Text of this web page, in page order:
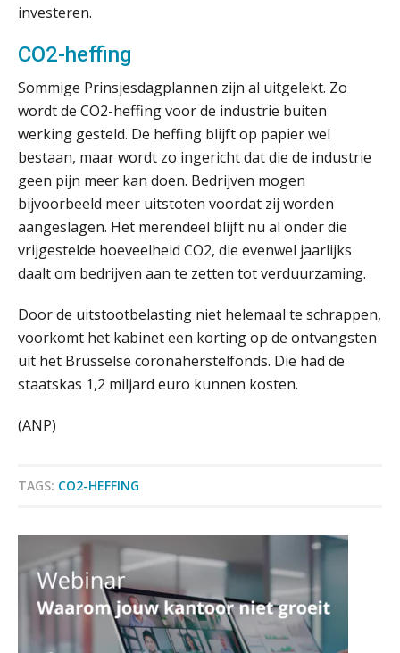
investeren.
CO2-heffing
Sommige Prinsjesdagplannen zijn al uitgelekt. Zo
wordt de CO2-heffing voor de industrie buiten
werking gesteld. De heffing blijft op papier wel
bestaan, maar wordt zo ingericht dat die de industrie
geen pijn meer kan doen. Bedrijven mogen
bijvoorbeeld meer uitstoten voordat zij worden
aangeslagen. Het merendeel blijft nu al onder die
vrijgestelde hoeveelheid CO2, die evenwel jaarlijks
daalt om bedrijven aan te zetten tot verduurzaming.
Door de uitstootbelasting niet helemaal te schrappen,
voorkomt het kabinet een korting op de ontvangsten
uit het Brusselse coronaherstelfonds. Die had de
staatskas 1,2 miljard euro kunnen kosten.
(ANP)
TAGS: CO2-HEFFING
waardebepalingen bedrijfsadvies
dichter bij de ondernemer
Van Wwft naar AMLR: wat verandert
er in 2027?
Driver-based models: de essentiële
bouwstenen voor elk finance team
Werven op klik is willekeurig. Zo
verminder je verloop structureel.
Buy & build: urenregistratie als
verborgen EBITDA-hefboom
ABN Amro slokt NIBC op: wat deze
veranderende financiële markt
Schaalbaar IT-beheer sluit naadloos
aan bij het snelgroeiende Reanda
Govers bouwt aan een volwassen
digitaal fundament voor governance,
security en AI
Assistent accountant Agri & Food – Groningen
aaff
Medior assistent accountant • Druten